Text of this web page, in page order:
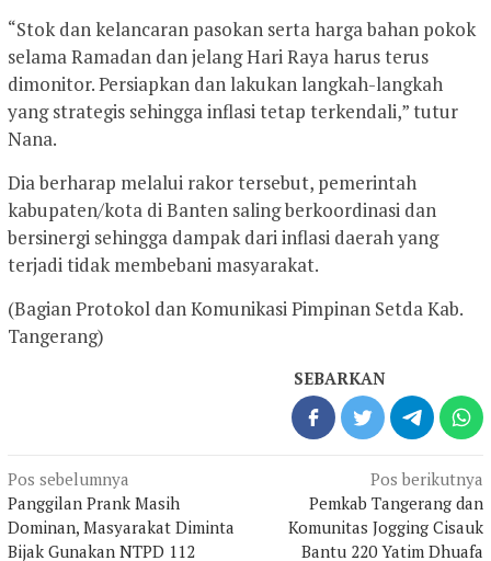
“Stok dan kelancaran pasokan serta harga bahan pokok
selama Ramadan dan jelang Hari Raya harus terus
dimonitor. Persiapkan dan lakukan langkah-langkah
yang strategis sehingga inflasi tetap terkendali,” tutur
Nana.
Dia berharap melalui rakor tersebut, pemerintah
kabupaten/kota di Banten saling berkoordinasi dan
bersinergi sehingga dampak dari inflasi daerah yang
terjadi tidak membebani masyarakat.
(Bagian Protokol dan Komunikasi Pimpinan Setda Kab.
Tangerang)
SEBARKAN
Navigasi
pos
Pos sebelumnya
Panggilan Prank Masih
Dominan, Masyarakat Diminta
Bijak Gunakan NTPD 112
Pos berikutnya
Pemkab Tangerang dan
Komunitas Jogging Cisauk
Bantu 220 Yatim Dhuafa